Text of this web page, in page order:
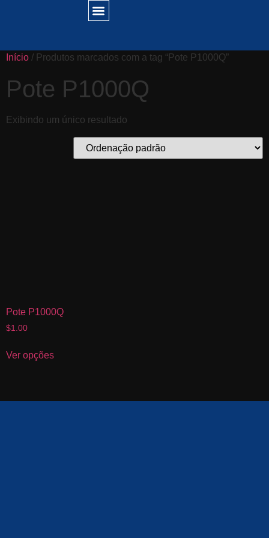
Início / Produtos marcados com a tag “Pote P1000Q”
Pote P1000Q
Exibindo um único resultado
Pote P1000Q
$1.00
Ver opções